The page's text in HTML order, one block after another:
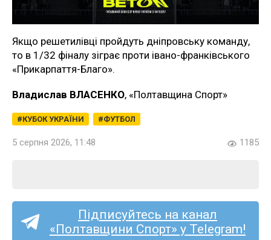
Якщо решетилівці пройдуть дніпровську команду,
то в 1/32 фіналу зіграє проти івано-франківського
«Прикарпаття-Благо».
Владислав ВЛАСЕНКО, «Полтавщина Спорт»
КУБОК УКРАЇНИ ФУТБОЛ
5 серпня 2026, 11:48 1185
Підписуйтесь на канал
«Полтавщини Спорт» у Telegram!